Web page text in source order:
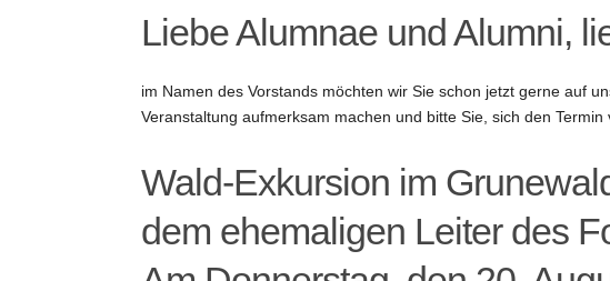
Liebe Alumnae und Alumni,
im Namen des Vorstands möchten wir Sie schon jetzt gerne auf
Veranstaltung aufmerksam machen und bitte Sie, sich den Termin
Wald-Exkursion im
dem ehemaligen Leiter des